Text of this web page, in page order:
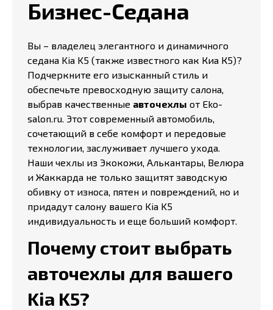
Бизнес-Седана
Вы – владелец элегантного и динамичного
седана Kia K5 (также известного как Киа К5)?
Подчеркните его изысканный стиль и
обеспечьте превосходную защиту салона,
выбрав качественные авточехлы от Eko-
salon.ru. Этот современный автомобиль,
сочетающий в себе комфорт и передовые
технологии, заслуживает лучшего ухода.
Наши чехлы из Экокожи, Алькантары, Велюра
и Жаккарда не только защитят заводскую
обивку от износа, пятен и повреждений, но и
придадут салону вашего Kia K5
индивидуальность и еще больший комфорт.
Почему стоит выбрать
авточехлы для вашего
Kia K5?